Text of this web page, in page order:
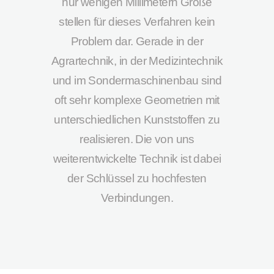
stellen für dieses Verfahren kein
Problem dar. Gerade in der
Agrartechnik, in der Medizintechnik
und im Sondermaschinenbau sind
oft sehr komplexe Geometrien mit
unterschiedlichen Kunststoffen zu
realisieren. Die von uns
weiterentwickelte Technik ist dabei
der Schlüssel zu hochfesten
Verbindungen.